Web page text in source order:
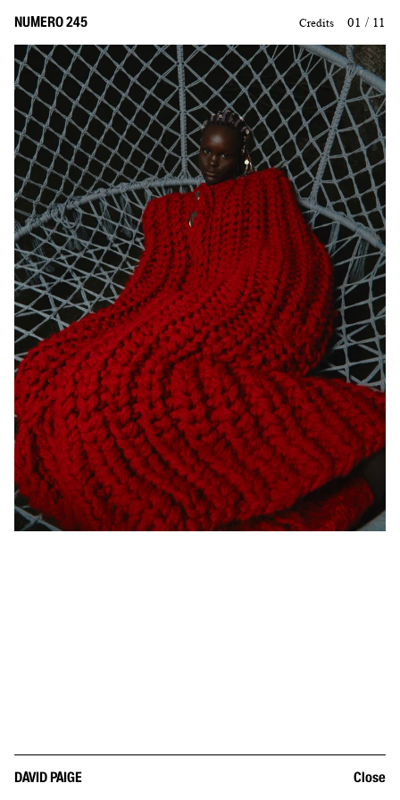
NUMERO 245 Credits 01 / 11
DAVID PAIGE Close